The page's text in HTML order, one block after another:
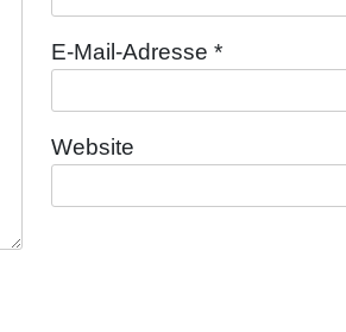
E-Mail-Adresse *
Website